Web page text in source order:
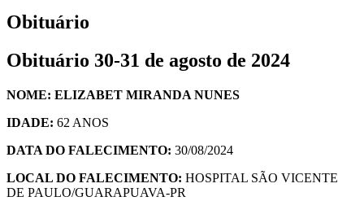
Obituário
Obituário 30-31 de agosto de 2024
NOME: ELIZABET MIRANDA NUNES
IDADE: 62 ANOS
DATA DO FALECIMENTO: 30/08/2024
LOCAL DO FALECIMENTO: HOSPITAL SÃO VICENTE
DE PAULO/GUARAPUAVA-PR